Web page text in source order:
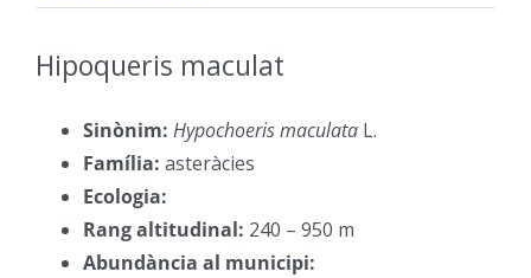
Hipoqueris maculat
Sinònim: Hypochoeris maculata L.
Família: asteràcies
Ecologia:
Rang altitudinal: 240 – 950 m
Abundància al municipi: